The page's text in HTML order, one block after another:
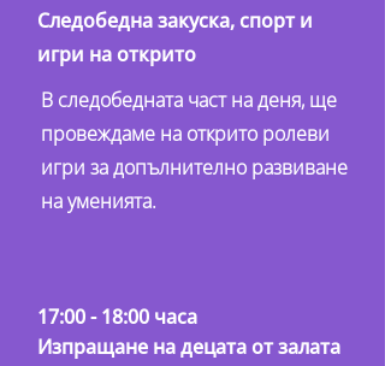
Следобедна закуска, спорт и
игри на открито
В следобедната част на деня, ще
провеждаме на открито ролеви
игри за допълнително развиване
на уменията.
17:00 - 18:00 часа
Изпращане на децата от залата